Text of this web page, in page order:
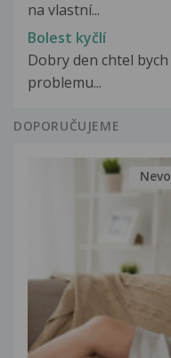
na vlastní...
Bolest kyčlí
Dobry den chtel
problemu...
DOPORUČUJEME